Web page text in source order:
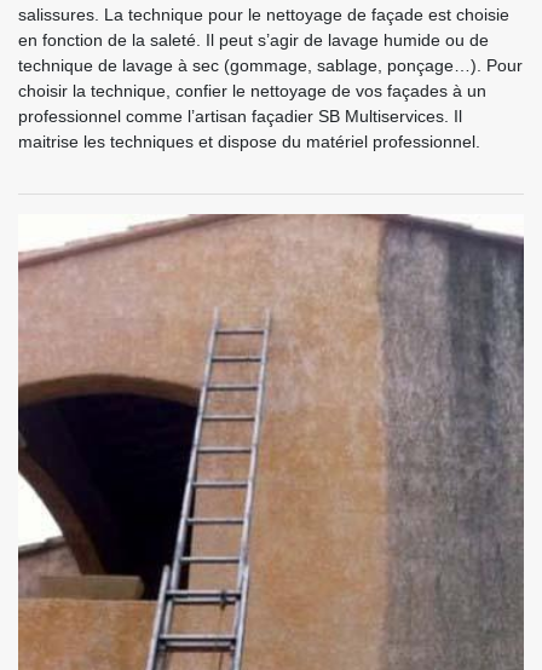
salissures. La technique pour le nettoyage de façade est choisie
en fonction de la saleté. Il peut s’agir de lavage humide ou de
technique de lavage à sec (gommage, sablage, ponçage…). Pour
choisir la technique, confier le nettoyage de vos façades à un
professionnel comme l’artisan façadier SB Multiservices. Il
maitrise les techniques et dispose du matériel professionnel.